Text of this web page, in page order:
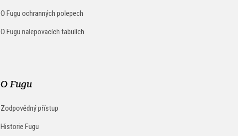
O Fugu ochranných polepech
O Fugu nalepovacích tabulích
O Fugu
Zodpovědný přístup
Historie Fugu